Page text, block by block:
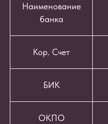
Наименование
банка
Кор. Счет
БИК
ОКПО